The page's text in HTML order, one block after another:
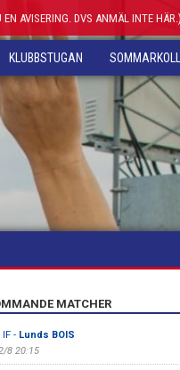
AVISERING. DVS ANMÄL INTE HÄR.)
KLUBBSTUGAN
MATCHER
- Lunds BOIS
8 20:15